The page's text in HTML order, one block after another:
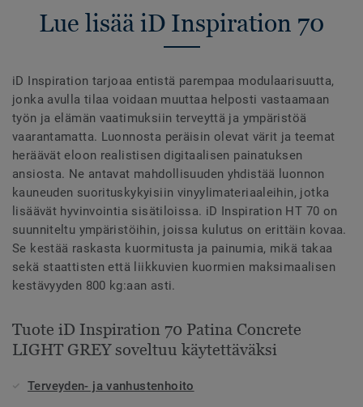
Lue lisää iD Inspiration 70
iD Inspiration tarjoaa entistä parempaa modulaarisuutta,
jonka avulla tilaa voidaan muuttaa helposti vastaamaan
työn ja elämän vaatimuksiin terveyttä ja ympäristöä
vaarantamatta. Luonnosta peräisin olevat värit ja teemat
heräävät eloon realistisen digitaalisen painatuksen
ansiosta. Ne antavat mahdollisuuden yhdistää luonnon
kauneuden suorituskykyisiin vinyylimateriaaleihin, jotka
lisäävät hyvinvointia sisätiloissa. iD Inspiration HT 70 on
suunniteltu ympäristöihin, joissa kulutus on erittäin kovaa.
Se kestää raskasta kuormitusta ja painumia, mikä takaa
sekä staattisten että liikkuvien kuormien maksimaalisen
kestävyyden 800 kg:aan asti.
Tuote iD Inspiration 70 Patina Concrete
LIGHT GREY soveltuu käytettäväksi
Terveyden- ja vanhustenhoito